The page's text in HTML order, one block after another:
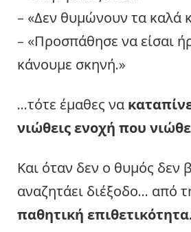
– «Δεν θυμώνουν τα καλά
– «Προσπάθησε να είσαι
κάνουμε σκηνή.»
…τότε έμαθες να
νιώθεις ενοχή που
Και όταν δεν ο θυμός δεν
αναζητάει διέξοδο… από
παθητική επιθετικότητα.